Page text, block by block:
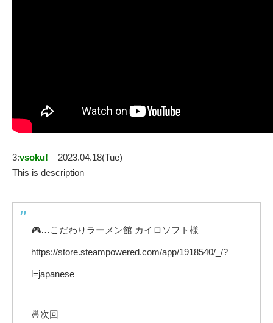
3:vsoku!
2023.04.18(Tue)
This is description
🎮…こだわりラーメン館 カイロソフト様
https://store.steampowered.com/app/1918540/_/?
l=japanese
🍜次回